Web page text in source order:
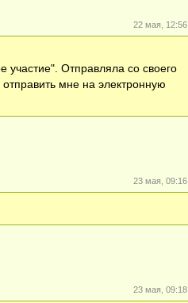
22 мая, 12:56
участие". Отправляла со своего
мне на электронную
23 мая, 09:16
23 мая, 09:18